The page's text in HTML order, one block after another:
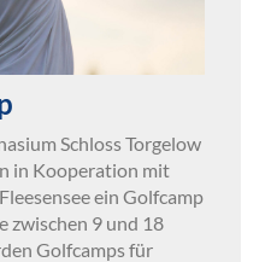
Schloss Torgelow
in Kooperation mit
ein Golfcamp
zwischen 9 und 18
Golfcamps für